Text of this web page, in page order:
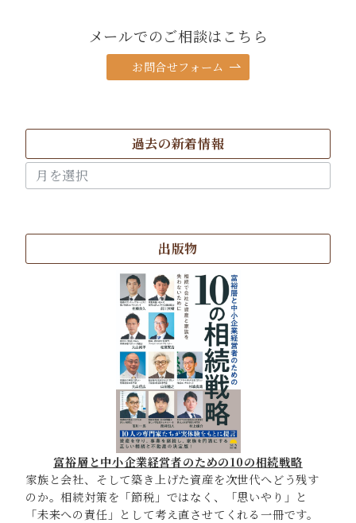
メールでのご相談はこちら
お問合せフォーム
過去の新着情報
去
着
出版物
富裕層と中小企業経営者のための10の相続戦略
家族と会社、そして築き上げた資産を次世代へどう残す
のか。相続対策を「節税」ではなく、「思いやり」と
「未来への責任」として考え直させてくれる一冊です。